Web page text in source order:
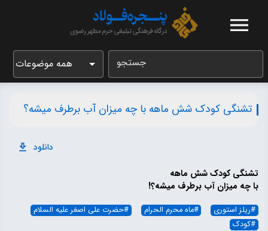
جستجو همه موضوعات
تشنگی کودک شش ماهه با چه میزان آب برطرف میشه؟
دانلود
تشنگی کودک شش ماهه
با چه میزان آب برطرف میشه؟!
#ریلز استوری #ماه محرم الحرام #حضرت علی اصغر علیه السلام
#کودک